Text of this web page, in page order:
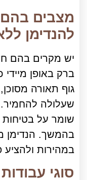
מצבים בהם
להנדימן
יש מקרים בהם
ברק באופן
גוף תאורה
שעלולה להחמיר.
שומר על בטיחות
בהמשך. הנדימן
במהירות ולהציע
סוגי